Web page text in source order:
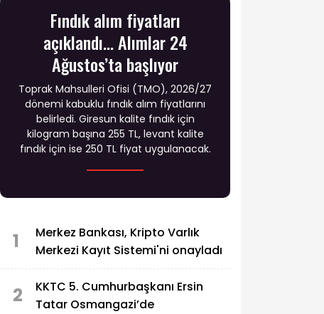
Fındık alım fiyatları
açıklandı... Alımlar 24
Ağustos’ta başlıyor
Toprak Mahsulleri Ofisi (TMO), 2026/27
dönemi kabuklu fındık alım fiyatlarını
belirledi. Giresun kalite fındık için
kilogram başına 255 TL, levant kalite
fındık için ise 250 TL fiyat uygulanacak.
1
Merkez Bankası, Kripto Varlık
Merkezi Kayıt Sistemi'ni onayladı
2
KKTC 5. Cumhurbaşkanı Ersin
Tatar Osmangazi’de